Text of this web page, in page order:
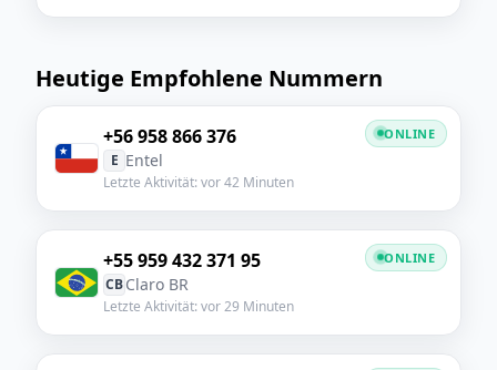
Heutige Empfohlene Nummern
+56 958 866 376
E Entel
Letzte Aktivität: vor 42 Minuten
ONLINE
+55 959 432 371 95
CBClaro BR
Letzte Aktivität: vor 29 Minuten
ONLINE